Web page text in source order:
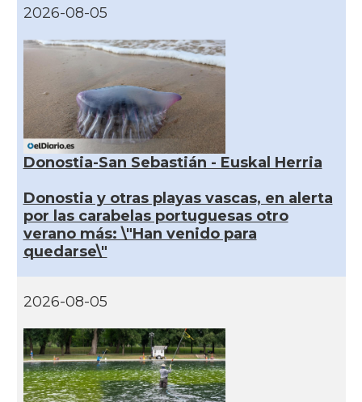
2026-08-05
Donostia-San Sebastián - Euskal Herria
Donostia y otras playas vascas, en alerta
por las carabelas portuguesas otro
verano más: \"Han venido para
quedarse\"
2026-08-05